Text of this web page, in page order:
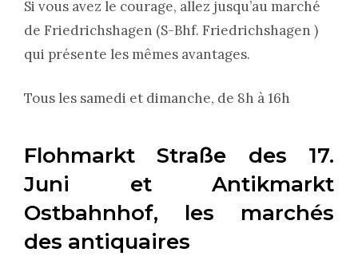
Si vous avez le courage, allez jusqu’au marché
de Friedrichshagen (S-Bhf. Friedrichshagen )
qui présente les mêmes avantages.
Tous les samedi et dimanche, de 8h à 16h
Flohmarkt Straße des 17.
Juni et Antikmarkt
Ostbahnhof, les marchés
des antiquaires